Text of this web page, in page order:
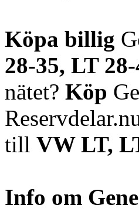
Köpa billig
28-35, LT
nätet? Köp
till VW LT,
Info om